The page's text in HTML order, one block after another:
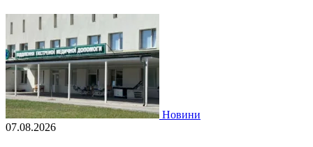
Новини
07.08.2026